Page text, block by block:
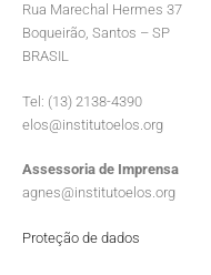
Rua Marechal Hermes 37
Boqueirão, Santos – SP
BRASIL
Tel: (13) 2138-4390
elos@institutoelos.org
Assessoria de Imprensa
agnes@institutoelos.org
Proteção de dados